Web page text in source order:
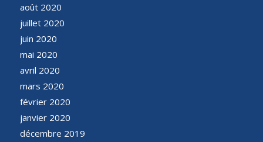
août 2020
juillet 2020
juin 2020
mai 2020
avril 2020
mars 2020
février 2020
janvier 2020
décembre 2019